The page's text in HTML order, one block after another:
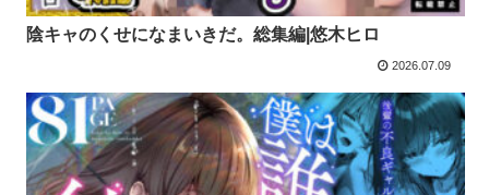
陰キャのくせになまいきだ。総集編|悠木ヒロ
2026.07.09